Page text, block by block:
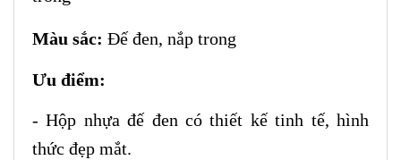
Màu sắc: Đế đen, nắp trong
Ưu điểm:
- Hộp nhựa đế đen có thiết kế tinh tế, hình
thức đẹp mắt.